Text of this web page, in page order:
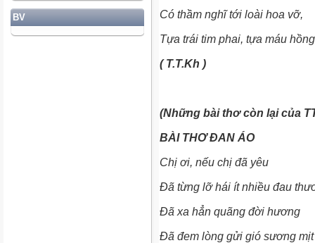
BV Có thầm nghĩ tới loài hoa vỡ,
Tựa trái tim phai, tựa máu hồng
( T.T.Kh )
(Những bài thơ còn lại của
BÀI THƠ ĐAN ÁO
Chị ơi, nếu chị đã yêu
Đã từng lỡ hái ít nhiều đau
Đã xa hẳn quãng đời hương
Đã đem lòng gửi gió sương